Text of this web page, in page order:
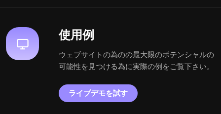
使用例
ウェブサイトの為のの最大限のポテンシャルの
可能性を見つける為に実際の例をご覧下さい。
ライブデモを試す